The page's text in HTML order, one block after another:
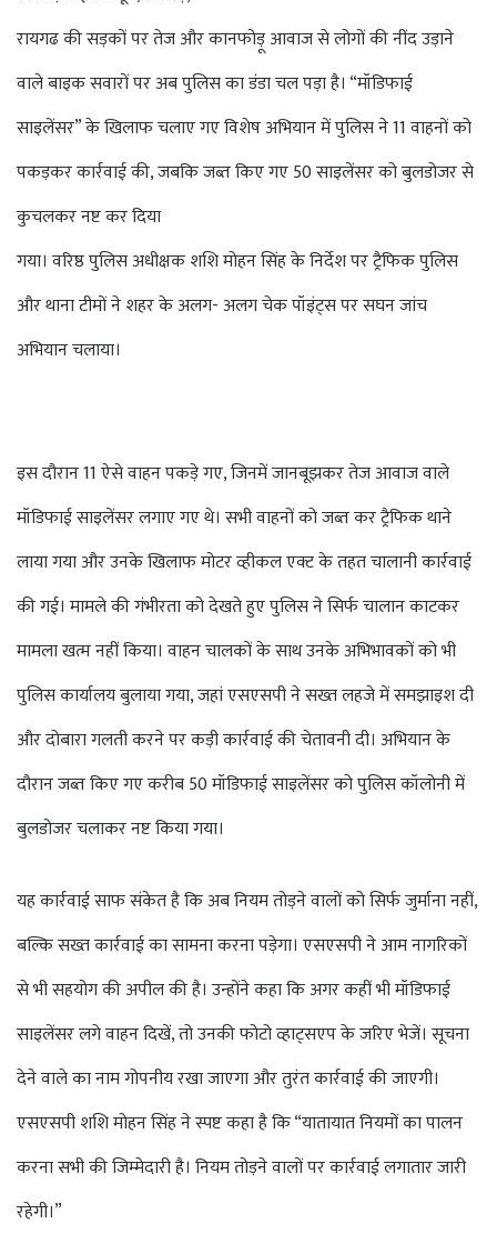
रायगढ की सड़कों पर तेज और कानफोड़ू आवाज से लोगों की नींद उड़ाने
वाले बाइक सवारों पर अब पुलिस का डंडा चल पड़ा है। “मॉडिफाई
साइलेंसर” के खिलाफ चलाए गए विशेष अभियान में पुलिस ने 11 वाहनों को
पकड़कर कार्रवाई की, जबकि जब्त किए गए 50 साइलेंसर को बुलडोजर से
कुचलकर नष्ट कर दिया
गया। वरिष्ठ पुलिस अधीक्षक शशि मोहन सिंह के निर्देश पर ट्रैफिक पुलिस
और थाना टीमों ने शहर के अलग- अलग चेक पॉइंट्स पर सघन जांच
अभियान चलाया।
इस दौरान 11 ऐसे वाहन पकड़े गए, जिनमें जानबूझकर तेज आवाज वाले
मॉडिफाई साइलेंसर लगाए गए थे। सभी वाहनों को जब्त कर ट्रैफिक थाने
लाया गया और उनके खिलाफ मोटर व्हीकल एक्ट के तहत चालानी कार्रवाई
की गई। मामले की गंभीरता को देखते हुए पुलिस ने सिर्फ चालान काटकर
मामला खत्म नहीं किया। वाहन चालकों के साथ उनके अभिभावकों को भी
पुलिस कार्यालय बुलाया गया, जहां एसएसपी ने सख्त लहजे में समझाइश दी
और दोबारा गलती करने पर कड़ी कार्रवाई की चेतावनी दी। अभियान के
दौरान जब्त किए गए करीब 50 मॉडिफाई साइलेंसर को पुलिस कॉलोनी में
बुलडोजर चलाकर नष्ट किया गया।
यह कार्रवाई साफ संकेत है कि अब नियम तोड़ने वालों को सिर्फ जुर्माना नहीं,
बल्कि सख्त कार्रवाई का सामना करना पड़ेगा। एसएसपी ने आम नागरिकों
से भी सहयोग की अपील की है। उन्होंने कहा कि अगर कहीं भी मॉडिफाई
साइलेंसर लगे वाहन दिखें, तो उनकी फोटो व्हाट्सएप के जरिए भेजें। सूचना
देने वाले का नाम गोपनीय रखा जाएगा और तुरंत कार्रवाई की जाएगी।
एसएसपी शशि मोहन सिंह ने स्पष्ट कहा है कि “यातायात नियमों का पालन
करना सभी की जिम्मेदारी है। नियम तोड़ने वालों पर कार्रवाई लगातार जारी
रहेगी।”